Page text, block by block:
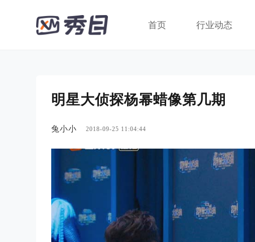
首页 行业动态
明星大侦探杨幂蜡像第几期
兔小小 2018-09-25 11:04:44